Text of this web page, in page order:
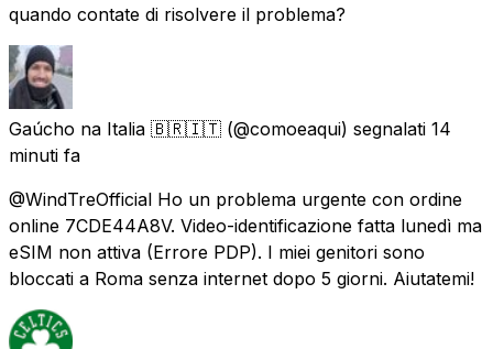
quando contate di risolvere il problema?
Gaúcho na Italia 🇧🇷🇮🇹 (@comoeaqui) segnalati 14
minuti fa
@WindTreOfficial Ho un problema urgente con ordine
online 7CDE44A8V. Video-identificazione fatta lunedì ma
eSIM non attiva (Errore PDP). I miei genitori sono
bloccati a Roma senza internet dopo 5 giorni. Aiutatemi!